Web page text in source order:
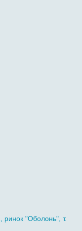
ринок "Оболонь", т.